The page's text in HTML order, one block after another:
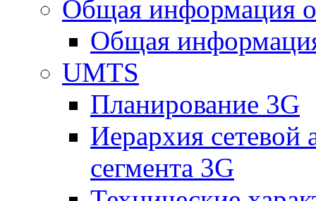
Общая информация
Общая
UMTS
Планирование 3G
Иерархия сетевой
сегмента 3G